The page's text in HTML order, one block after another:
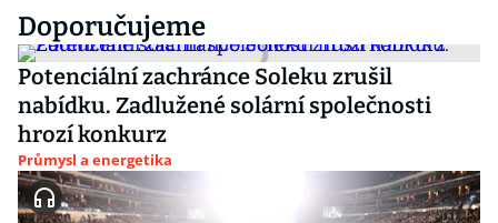
Doporučujeme
Potenciální zachránce Soleku zrušil
nabídku. Zadlužené solární společnosti
hrozí konkurz
Průmysl a energetika